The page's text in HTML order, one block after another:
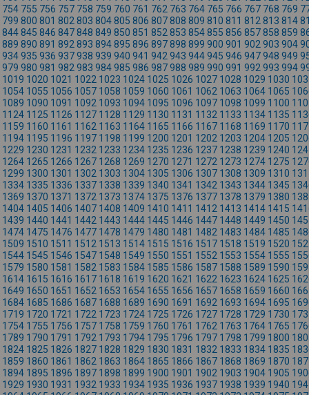
754 755 756 757 758 759 760 761 762 763 764 765 766 767 768 769
799 800 801 802 803 804805 806 807808 809 810 811 812 813 814
844845 846 847848 849 850 851 852 853 854855 856 857858 859
889 890 891 892 893 894895 896 897898 899 900 901 902 903 904
934935 936 937938 939 940 941 942 943 944945 946 947948 949
979 980 981 982 983 984985 986 987988 989 990 991 992 993 994
1019 1020 1021 1022 1023 1024 1025 1026 1027 1028 1029 1030
1054 1055 1056 1057 1058 1059 1060 1061 1062 1063 1064 1065
1089 1090 1091 1092 1093 1094 1095 1096 1097 1098 1099 1100
1124 1125 1126 1127 1128 1129 1130 1131 1132 1133 1134 1135
1159 1160 1161 1162 1163 1164 1165 1166 1167 1168 1169 1170
1194 1195 1196 1197 1198 1199 1200 1201 1202 1203 1204 1205
1229 1230 1231 1232 1233 1234 1235 1236 1237 1238 1239 1240
1264 1265 1266 1267 1268 1269 1270 1271 1272 1273 1274 1275
1299 1300 1301 1302 1303 1304 1305 1306 1307 1308 1309 1310
1334 1335 1336 1337 1338 1339 1340 1341 1342 1343 1344 1345
1369 1370 1371 1372 1373 1374 1375 1376 1377 1378 1379 1380
1404 1405 1406 1407 1408 1409 1410 1411 1412 1413 1414 1415
1439 1440 1441 1442 1443 1444 1445 1446 1447 1448 1449 1450
1474 1475 1476 1477 1478 1479 1480 1481 1482 1483 1484 1485
1509 1510 1511 1512 1513 1514 1515 1516 1517 1518 1519 1520
1544 1545 1546 1547 1548 1549 1550 1551 1552 1553 1554 1555
1579 1580 1581 1582 1583 1584 1585 1586 1587 1588 1589 1590
1614 1615 1616 1617 1618 1619 1620 1621 1622 1623 1624 1625
1649 1650 1651 1652 1653 1654 1655 1656 1657 1658 1659 1660
1684 1685 1686 1687 1688 1689 1690 1691 1692 1693 1694 1695
1719 1720 1721 1722 1723 1724 1725 1726 1727 1728 1729 1730
1754 1755 1756 1757 1758 1759 1760 1761 1762 1763 1764 1765
1789 1790 1791 1792 1793 1794 1795 1796 1797 1798 1799 1800
1824 1825 1826 1827 1828 1829 1830 1831 1832 1833 1834 1835
1859 1860 1861 1862 1863 1864 1865 1866 1867 1868 1869 1870
1894 1895 1896 1897 1898 1899 1900 1901 1902 1903 1904 1905
1929 1930 1931 1932 1933 1934 1935 1936 1937 1938 1939 1940